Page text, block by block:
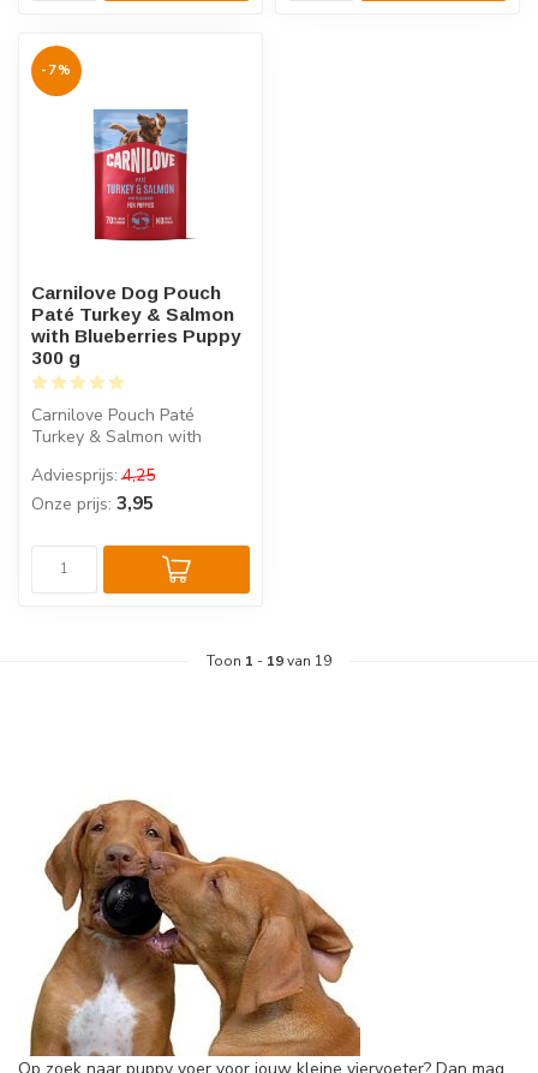
-7%
Carnilove Dog Pouch
Paté Turkey & Salmon
with Blueberries Puppy
300 g
Carnilove Pouch Paté
Turkey & Salmon with
puppyvoer met ...
Adviesprijs: 4,25
Onze prijs: 3,95
Toon 1 - 19van 19